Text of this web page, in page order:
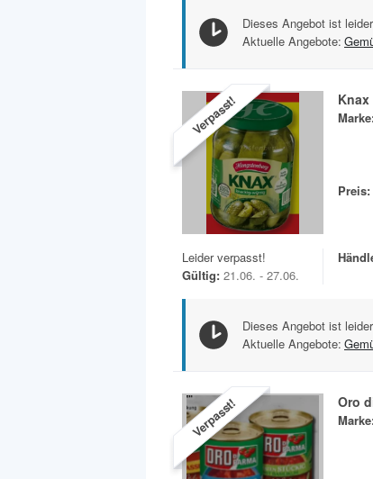
Dieses Angebot ist
Aktuelle Angebote:
Verpasst!
Preis:
Leider verpasst!
Gültig: 21.06. - 27.06.
Dieses Angebot ist
Aktuelle Angebote:
Verpasst! Oro